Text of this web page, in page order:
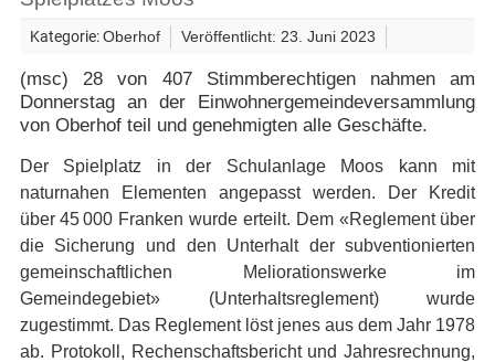
Kategorie:Oberhof Veröffentlicht: 23. Juni 2023
(msc) 28 von 407 Stimmberechtigen nahmen am
Donnerstag an der Einwohnergemeindeversammlung
von Oberhof teil und genehmigten alle Geschäfte.
Der Spielplatz in der Schulanlage Moos kann mit
naturnahen Elementen angepasst werden. Der Kredit
über 45 000 Franken wurde erteilt. Dem «Reglement über
die Sicherung und den Unterhalt der subventionierten
gemeinschaftlichen Meliorationswerke im
Gemeindegebiet» (Unterhaltsreglement) wurde
zugestimmt. Das Reglement löst jenes aus dem Jahr 1978
ab. Protokoll, Rechenschaftsbericht und Jahresrechnung,